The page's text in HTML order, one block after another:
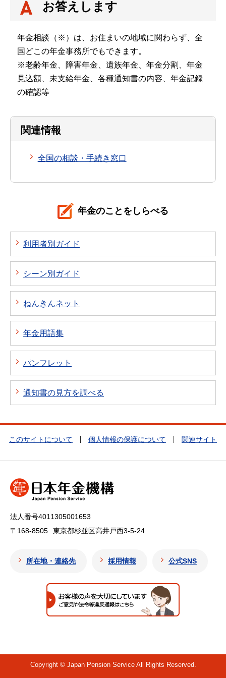
お答えします
年金相談（※）は、お住まいの地域に関わらず、全
国どこの年金事務所でもできます。
※老齢年金、障害年金、遺族年金、年金分割、年金
見込額、未支給年金、各種通知書の内容、年金記録
の確認等
関連情報
全国の相談・手続き窓口
年金のことをしらべる
利用者別ガイド
シーン別ガイド
ねんきんネット
年金用語集
パンフレット
通知書の見方を調べる
このサイトについて 個人情報の保護について 関連サイト
法人番号4011305001653
〒168-8505
東京都杉並区高井戸西3-5-24
所在地・連絡先 採用情報 公式SNS
Copyright © Japan Pension Service All Rights Reserved.